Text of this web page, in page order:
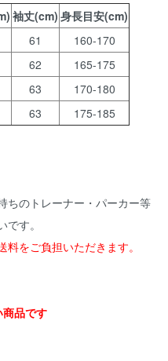
袖丈(cm) 身長目安(cm)
61
160-170
62
165-175
63
170-180
63 175-185
ちのトレーナー・パーカー等
す。
をご負担いただきます。
品です